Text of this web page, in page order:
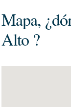
Mapa,
Alto ?